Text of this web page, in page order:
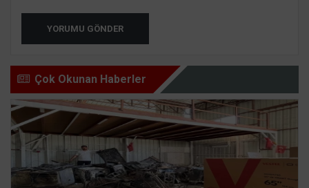
YORUMU GÖNDER
Çok Okunan Haberler